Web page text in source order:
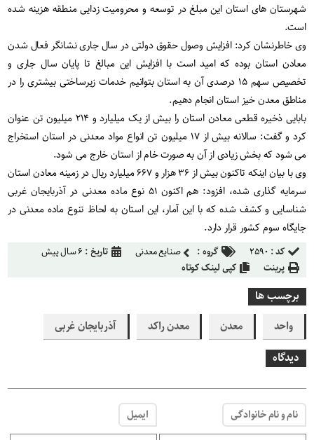
شهرستان های استان این مبلغ در توسعه و محرومیت زدایی منطقه هزینه شده
است.
وی خاطرنشان کرد: افزایش وصول حقوق دولتی در سال جاری نشانگر فعال شدن
معادن استان بوده که امید است با افزایش این مبالغ تا پایان سال جاری و
تخصیص سهم ۱۵ درصدی آن به استان بتوانیم خدمات زیرساختی بیشتری را در
مناطق معدن خیز استان انجام دهیم.
بابایی ذخیره قطعی معادن استان را بیش از یک میلیارد و ۲۱۴ میلیون تن عنوان
کرد و گفت: سالانه بیش از ۱۷ میلیون تن انواع مواد معدنی در استان استخراج
می شود که بخش زیادی از آن به صورت خام از استان خارج می شود.
وی با بیان اینکه تاکنون بیش از ۳۶ هزار و ۶۶۷ میلیارد ریال در زمینه معادن استان
سرمایه گذاری شده، افزود: هم اکنون ۵۱ نوع ماده معدنی در آذربایجان غربی
شناسایی و کشف شده که با این آمار، این استان به لحاظ تنوع ماده معدنی در
جایگاه سوم کشور قرار دارد.
کد : ۲۵۹۰ گروه : صنایع معدنی تاریخ : ۶ سال پیش
پرینت
کپی لینک کوتاه
برچسب ها
واحد
معدن معدن راکد
آذربایجان غربی
دیدگاه
نام و نام خانوادگی ایمیل